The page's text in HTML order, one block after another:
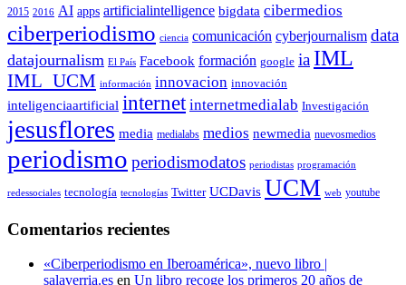
2015 2016 AI apps artificialintelligence bigdata cibermedios
ciberperiodismo ciencia comunicación cyberjournalism data
datajournalism El País Facebook formación google ia IML
IML_UCM información innovacion innovación
inteligenciaartificial internet internetmedialab Investigación
jesusflores media medialabs medios newmedia nuevosmedios
periodismo periodismodatos periodistas programación
redessociales tecnología tecnologías Twitter UCDavis UCM web youtube
Comentarios recientes
«Ciberperiodismo en Iberoamérica», nuevo libro |
salaverria.es en Un libro recoge los primeros 20 años de